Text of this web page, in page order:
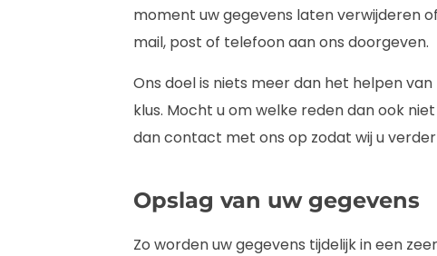
moment uw gegevens laten verwijderen
mail, post of telefoon aan ons doorgeven.
Ons doel is niets meer dan het helpen
klus. Mocht u om welke reden dan ook
dan contact met ons op zodat wij u
Opslag van uw gegevens
Zo worden uw gegevens tijdelijk in een